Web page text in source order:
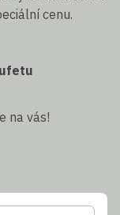
cenu.
na vás!